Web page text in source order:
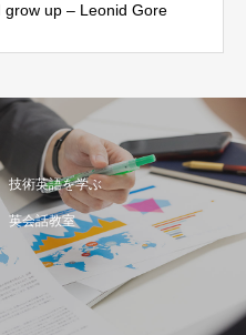
up – Leonid Gore
技術英語を学ぶ
英会話教室